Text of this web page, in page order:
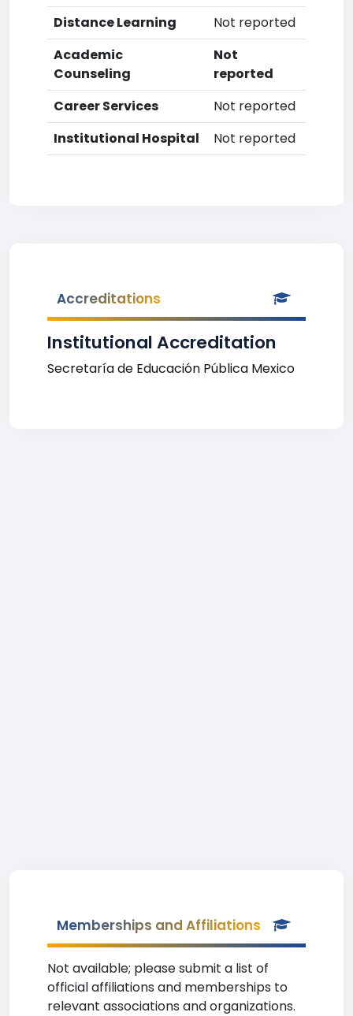
Distance Learning
Not reported
Academic
Counseling
Not
reported
Career Services
Not reported
Institutional Hospital
Not reported
Accreditations
Institutional Accreditation
Secretaría de Educación Pública Mexico
Memberships and Affiliations
Not available; please submit a list of
official affiliations and memberships to
relevant associations and organizations.